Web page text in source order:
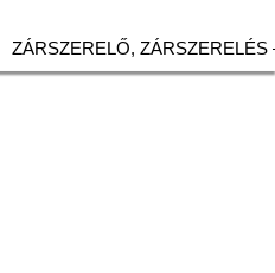
ZÁRSZERELŐ, ZÁRSZERELÉS